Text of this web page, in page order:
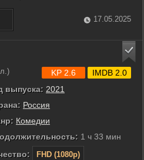
17.05.2025
выпуска: 2021
Россия
Комедии
1 ч 33 мин
FHD (1080p)
KP 2.6 IMDB 2.0